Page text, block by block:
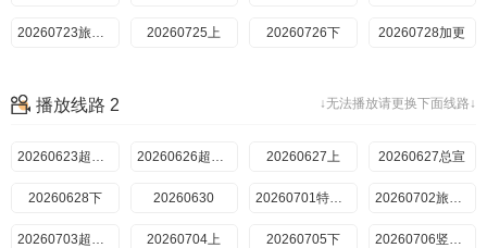
20260723旅行日记 20260725上 20260726下 20260728加更
20260802下
↓无法播放请更换下面线路↓
播放线路 2
20260623超前抢鲜看 20260626超前彩蛋 20260627上 20260627总宣
20260628下 20260630 20260701特别加更 20260702旅行日记
20260703超前彩蛋 20260704上 20260705下 20260706竖屏直拍